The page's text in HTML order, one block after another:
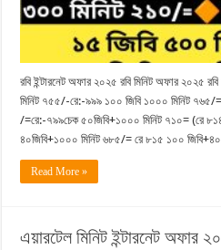
রবি ইন্টারনেট অফার ২০২৫ রবি মিনিট অফার ২০২৫
মিনিট ৭৫৫/-রে:-৯৯৯ ১০০ জিবি ১০০০ মিনিট ৭৬৫/
/=রে:-৭৯৯চেক ৫০জিবি+১০০০ মিনিট ৭১০= (রে
৪০জিবি+১০০০ মিনিট ৬৮৫/= রে ৮১৫ ১০০
Read More »
এয়ারটেল মিনিট ইন্টারনেট অফার